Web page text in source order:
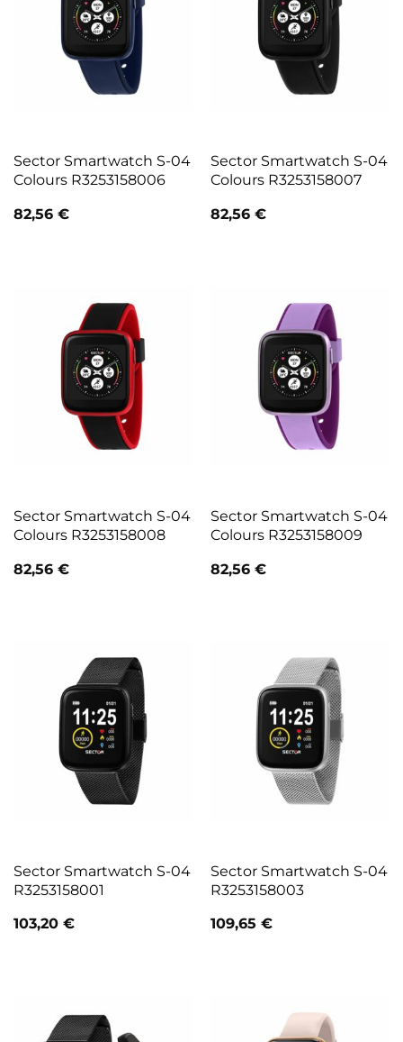
Sector Smartwatch S-04
Colours R3253158006
82,56 €
Sector Smartwatch S-04
Colours R3253158007
82,56 €
Sector Smartwatch S-04
Colours R3253158008
82,56 €
Sector Smartwatch S-04
Colours R3253158009
82,56 €
Sector Smartwatch S-04
R3253158001
103,20 €
Sector Smartwatch S-04
R3253158003
109,65 €